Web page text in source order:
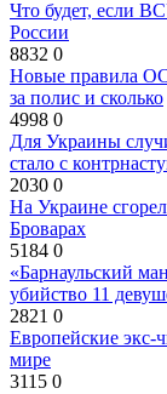
Что будет, если
России
8832 0
Новые правила
за полис и сколько
4998 0
Для Украины
стало с
2030 0
На Украине
Броварах
5184 0
«Барнаульский
убийство 11
2821 0
Европейские экс-
мире
3115 0